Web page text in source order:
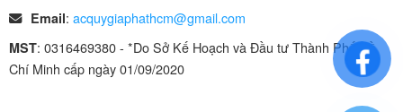
Email: acquygiaphathcm@gmail.com
MST: 0316469380 - *Do Sở Kế Hoạch và Đầu tư Thành Phố Hồ
Chí Minh cấp ngày 01/09/2020